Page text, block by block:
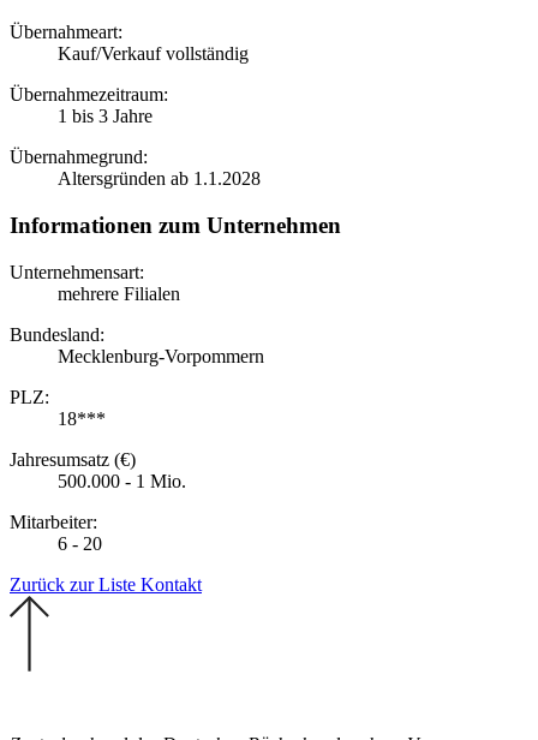
Übernahmeart:
Kauf/Verkauf vollständig
Übernahmezeitraum:
1 bis 3 Jahre
Übernahmegrund:
Altersgründen ab 1.1.2028
Informationen zum Unternehmen
Unternehmensart:
mehrere Filialen
Bundesland:
Mecklenburg-Vorpommern
PLZ:
18***
Jahresumsatz (€)
500.000 - 1 Mio.
Mitarbeiter:
6 - 20
Zurück zur Liste Kontakt